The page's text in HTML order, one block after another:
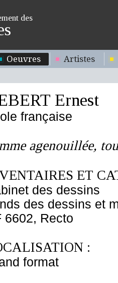
des
Oeuvres Artistes
Ernest
française
agenouillée,
ET
des dessins
des dessins et
6602, Recto
:
format